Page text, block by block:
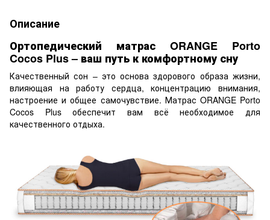
Описание
Ортопедический матрас ORANGE Porto
Cocos Plus – ваш путь к комфортному сну
Качественный сон – это основа здорового образа жизни,
влияющая на работу сердца, концентрацию внимания,
настроение и общее самочувствие. Матрас ORANGE Porto
Cocos Plus обеспечит вам всё необходимое для
качественного отдыха.